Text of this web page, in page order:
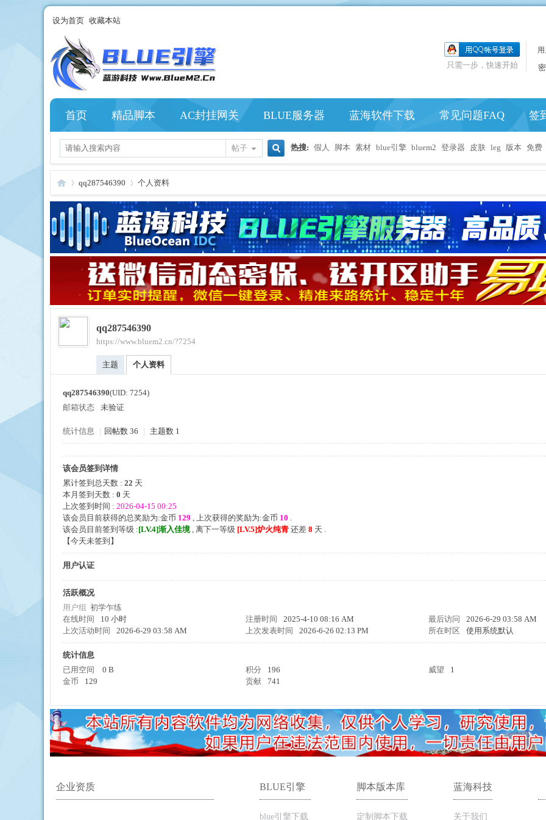
设为首页 收藏本站
只需一步，快速开始
首页 精品脚本 AC封挂网关 BLUE服务器 蓝海软件下载 常见问题FAQ 签
帖子
搜
索
热搜: 假人 脚本 素材 blue引擎 bluem2 登录器 皮肤 leg 版本 免费
Bl
引
›
qq287546390
›
个人资料
qq287546390
https://www.bluem2.cn/?7254
主题 个人资料
qq287546390(UID: 7254)
邮箱状态
未验证
统计信息 | 回帖数 36 | 主题数 1
该会员签到详情
累计签到总天数 : 22 天
本月签到天数 : 0 天
上次签到时间 : 2026-04-15 00:25
该会员目前获得的总奖励为:金币 129 , 上次获得的奖励为:金币 10 .
该会员目前签到等级 :[LV.4]渐入佳境 , 离下一等级 [LV.5]炉火纯青 还差 8 天 .
【今天未签到 】
用户认证
活跃概况
用户组 初学乍练
在线时间
10 小时 注册时间 2025-4-10 08:16 AM 最后访问
2026-6-29 03:58 AM
上次活动时间
2026-6-29 03:58 AM 上次发表时间 2026-6-26 02:13 PM 所在时区 使用系统默认
统计信息
已用空间
0 B 积分 196 威望
1
金币
129 贡献 741
企业资质 BLUE引擎
blue引擎下载
脚本版本库
定制脚本下载
蓝海科技
关于我们